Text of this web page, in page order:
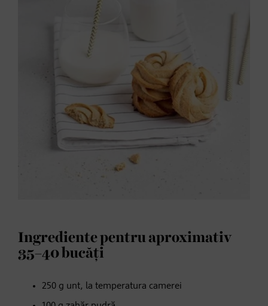
Ingrediente pentru aproximativ
35–40 bucăți
250 g unt, la temperatura camerei